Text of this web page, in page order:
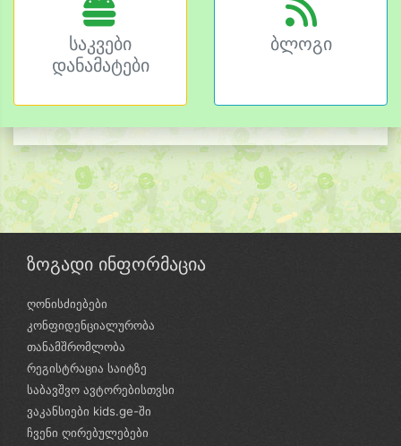
საკვები
დანამატები
ბლოგი
ზოგადი ინფორმაცია
ღონისძიებები
კონფიდენციალურობა
თანამშრომლობა
რეგისტრაცია საიტზე
საბავშვო ავტორებისთვსი
ვაკანსიები kids.ge-ში
ჩვენი ღირებულებები